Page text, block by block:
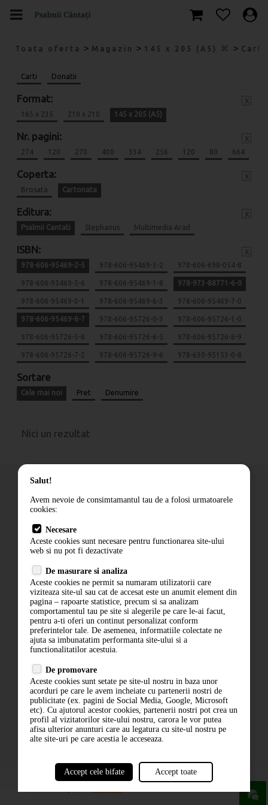
Toata oferta > Magazin > 145 x 205 (A5) >
Carti Donatii
Format:
165 x 235 210 x 210 145 x 205 (A5)
Nr. pagini:
274 120 270 400 334 256 120 80 664
Coperta:
Brosata Cartonata
Editura:
Psalmii Cantati Stephanus Multimedia Arad
ISBN:
978-606-95469-2-5 978-606-95469-3-2 978-606-698-054-8
978-606-95469-5-6 978-606-95469-1-8 978-973-88771-6-0
978-606-95469-0-1 978-606-95469-6-3 978-606-95469-7-0
978-606-95469-8-7 978-606-95726-0-3 978-606-95726-1-0
978-606-95726-5-8 978-606-95726-6-5 978-606-95726-8-9
978-606-95726-7-2 978-606-95726-9-6 978-630-95153-0-8
Sortare
Cele mai noi Pret Denumire
Nici un rezultat
Cum comand
Livrare
Contact
Politica de confidentialitate
ANPC
ABONARE LA NEWSLETTER
ABONARE
Salut!
Avem nevoie de consimtamantul tau de a folosi urmatoarele
cookies:
Necesare
Aceste cookies sunt necesare pentru functionarea site-ului
web si nu pot fi dezactivate
De masurare si analiza
Aceste cookies ne permit sa numaram utilizatorii care
viziteaza site-ul sau cat de accesat este un anumit element din
pagina – rapoarte statistice, precum si sa analizam
comportamentul tau pe site si alegerile pe care le-ai facut,
pentru a-ti oferi un continut personalizat conform
preferintelor tale. De asemenea, informatiile colectate ne
ajuta sa imbunatatim performanta site-ului si a
functionalitatilor acestuia.
De promovare
Aceste cookies sunt setate pe site-ul nostru in baza unor
acorduri pe care le avem incheiate cu partenerii nostri de
publicitate (ex. pagini de Social Media, Google, Microsoft
etc). Cu ajutorul acestor cookies, partenerii nostri pot crea un
profil al vizitatorilor site-ului nostru, carora le vor putea
afisa ulterior anunturi care au legatura cu site-ul nostru pe
alte site-uri pe care acestia le acceseaza.
Accept cele bifate Accept toate